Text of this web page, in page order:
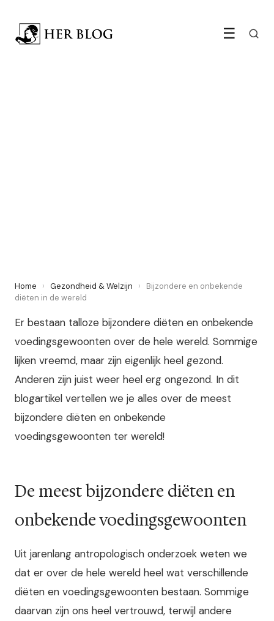
☰
Home › Gezondheid & Welzijn ›
Bijzondere en onbekende
diëten in de wereld
Er bestaan talloze bijzondere diëten en onbekende
voedingsgewoonten over de hele wereld. Sommige
lijken vreemd, maar zijn eigenlijk heel gezond.
Anderen zijn juist weer heel erg ongezond. In dit
blogartikel vertellen we je alles over de meest
bijzondere diëten en onbekende
voedingsgewoonten ter wereld!
De meest bijzondere diëten en
onbekende voedingsgewoonten
Uit jarenlang antropologisch onderzoek weten we
dat er over de hele wereld heel wat verschillende
diëten en voedingsgewoonten bestaan. Sommige
daarvan zijn ons heel vertrouwd, terwijl andere